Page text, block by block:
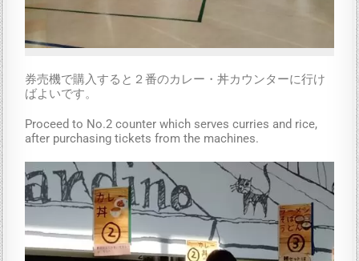
券売機で購入すると２番のカレー・丼カウンターに行け
ばよいです。
Proceed to No.2 counter which serves curries and rice,
after purchasing tickets from the machines.